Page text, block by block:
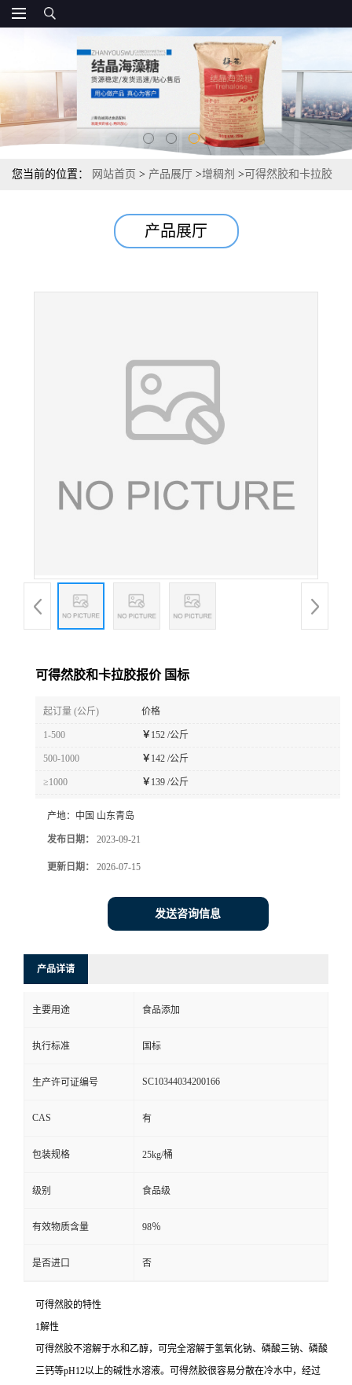
您当前的位置： 网站首页 > 产品展厅 >增稠剂 > 可得然胶和卡拉胶
产品展厅
可得然胶和卡拉胶报价 国标
起订量 (公斤) 价格
1-500 ￥ 152 /公斤
500-1000 ￥ 142 /公斤
≥1000 ￥ 139 /公斤
产地： 中国 山东青岛
发布日期： 2023-09-21
更新日期： 2026-07-15
发送咨询信息
产品详请
主要用途 食品添加
执行标准 国标
生产许可证编号 SC10344034200166
CAS 有
包装规格 25kg/桶
级别 食品级
有效物质含量 98％
是否进口 否
可得然胶的特性
1解性
可得然胶不溶解于水和乙醇，可完全溶解于氢氧化钠、磷酸三钠、磷酸
三钙等pH12以上的碱性水溶液。可得然胶很容易分散在冷水中，经过